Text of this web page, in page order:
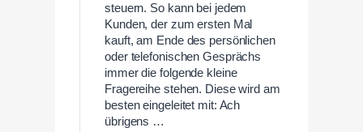
steuern. So kann bei jedem
Kunden, der zum ersten Mal
kauft, am Ende des persönlichen
oder telefonischen Gesprächs
immer die folgende kleine
Fragereihe stehen. Diese wird am
besten eingeleitet mit: Ach
übrigens …